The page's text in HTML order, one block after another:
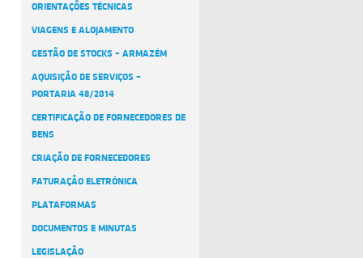
ORIENTAÇÕES TÉCNICAS
VIAGENS E ALOJAMENTO
GESTÃO DE STOCKS – ARMAZÉM
AQUISIÇÃO DE SERVIÇOS –
PORTARIA 48/2014
CERTIFICAÇÃO DE FORNECEDORES DE
BENS
CRIAÇÃO DE FORNECEDORES
FATURAÇÃO ELETRÓNICA
PLATAFORMAS
DOCUMENTOS E MINUTAS
LEGISLAÇÃO